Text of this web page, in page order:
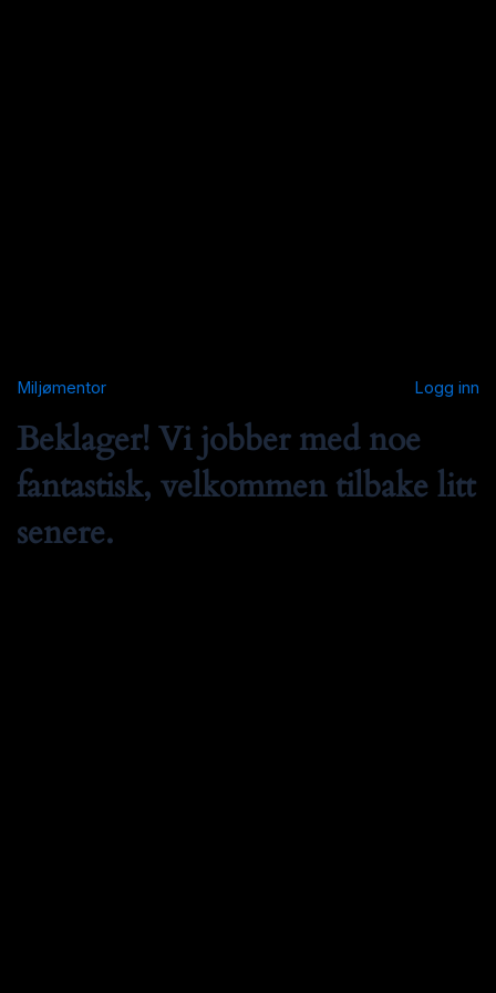
Miljømentor Logg inn
Beklager! Vi jobber med noe
fantastisk, velkommen tilbake litt
senere.